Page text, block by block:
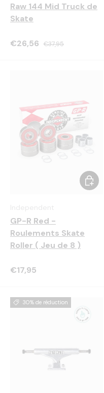
Raw 144 Mid Truck de
Skate
€26,56 €37,95
GP-R Red -
Roulements Skate
Roller ( Jeu de 8 )
€17,95
30% de réduction